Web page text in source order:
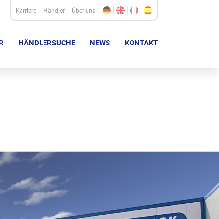
Karriere Händler Über uns
HÄNDLERSUCHE NEWS KONTAKT